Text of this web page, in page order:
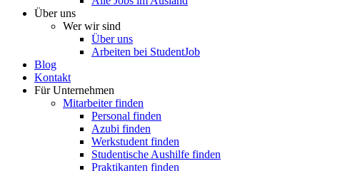
Über uns
Wer wir sind
Über uns
Arbeiten bei StudentJob
Blog
Kontakt
Für Unternehmen
Mitarbeiter finden
Personal finden
Azubi finden
Werkstudent finden
Studentische Aushilfe finden
Praktikanten finden